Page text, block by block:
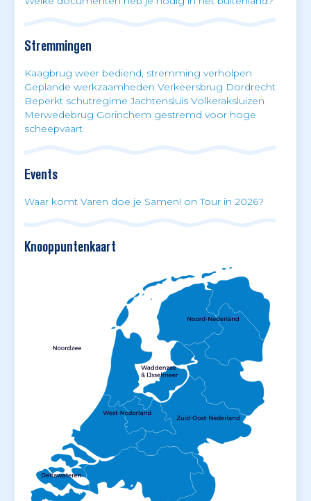
Stremmingen
Kaagbrug weer bediend, stremming verholpen
Geplande werkzaamheden Verkeersbrug Dordrecht
Beperkt schutregime Jachtensluis Volkeraksluizen
Merwedebrug Gorinchem gestremd voor hoge
scheepvaart
Events
Waar komt Varen doe je Samen! on Tour in 2026?
Knooppuntenkaart